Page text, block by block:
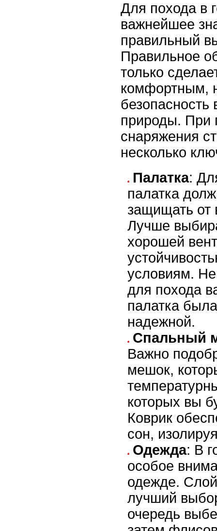
Для похода в
важнейшее
правильный
Правильное
только
комфортным,
безопасность
природы. При
снаряжения
несколько
Палатка:
палатка
защищать от
Лучше
хорошей
условиям. Не
для похода
палатка
надежной.
Спальный
Важно
мешок,
которых вы
Коврик
сон,
Одежда: В
особое
одежде.
лучший
очередь